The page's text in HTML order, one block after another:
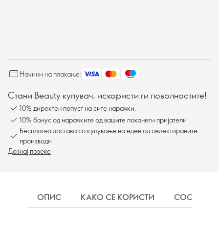
Начини на плаќање:
Стани Beauty купувач, искористи ги поволностите!
10% директен попуст на сите нарачки.
10% бонус од нарачките од вашите поканети пријатели
Бесплатна достава со купување на еден од селектираните
производи
Дознај повеќе
ОПИС КАКО СЕ КОРИСТИ СОСТОЈКИ